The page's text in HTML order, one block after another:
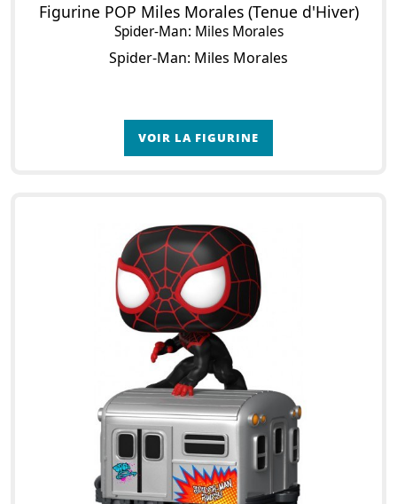
Figurine POP Miles Morales (Tenue d'Hiver)
Spider-Man: Miles Morales
Spider-Man: Miles Morales
VOIR LA FIGURINE